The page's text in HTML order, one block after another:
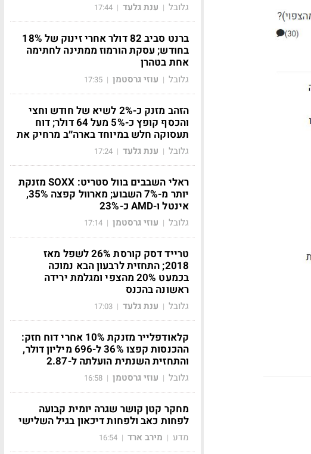
גלובל | ענת גלעד |
17:44
ברנט סביב 82 דולר אחרי זינוק של 18%
בחודש; עסקת הורמוז ממתינה לחתימה
אחת בטהרן
גלובל | עוזי גרסטמן |
17:35
הזהב מזנק כ-2% לשיא של חודש וחצי
והכסף קופץ כ-5% מעל 64 דולר; דוח
תעסוקה חלש במיוחד בארה״ב מרחיק את
גלובל | ענת גלעד |
17:24
ראלי השבבים בוול סטריט: SOXX מזנקת
יותר מ-7% השבוע; מארוול קפצה 35%,
אינטל ו-AMD כ-23%
גלובל | עוזי גרסטמן |
17:14
טרייד דסק קורסת 26% לשפל מאז
2018; התחזית לרבעון הבא נמוכה
בכמעט 20% מהצפי ומגלמת ירידה
ראשונה בהכנס
גלובל | ענת גלעד |
17:03
קלאודפלייר מזנקת 10% אחרי דוח חזק:
ההכנסות קפצו 36% ל-696 מיליון דולר,
והתחזית השנתית הועלתה ל-2.87
גלובל | עוזי גרסטמן |
16:58
מחקר קטן קושר שגרה יומית קבועה
לפחות כאב ולפחות דיכאון בגיל השלישי
מדע | מירב ארד |
16:54